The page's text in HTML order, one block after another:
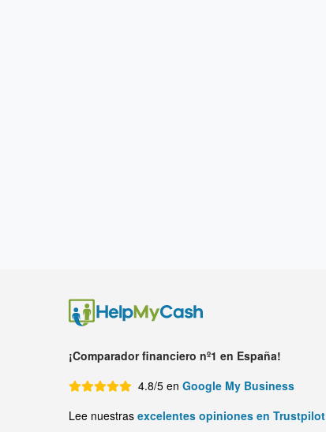
¡Comparador financiero nº1 en España!
4.8/5 en Google My Business
Lee nuestras excelentes opiniones en Trustpilot